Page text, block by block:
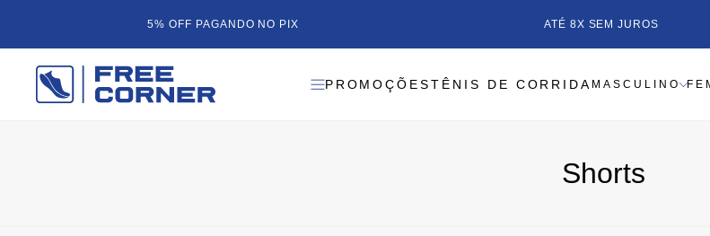
5% OFF PAGANDO NO PIX ATÉ 8X SEM JUROS
PROMOÇÕESTÊNIS DE CORRIDA MASCULINO
Shorts